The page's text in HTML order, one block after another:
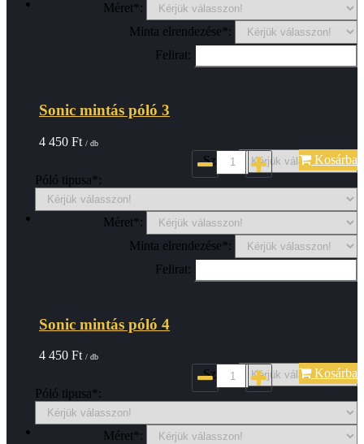
Méret*:
Minta elrendezése*:
Felirat:
Sonic mintás póló 3
4 450 Ft / db
Szin*:
Póló tipusa*:
Méret*:
Minta elrendezése*:
Felirat:
Kosárba
Sonic mintás póló 4
4 450 Ft / db
Szin*:
Póló tipusa*:
Méret*:
Kosárba